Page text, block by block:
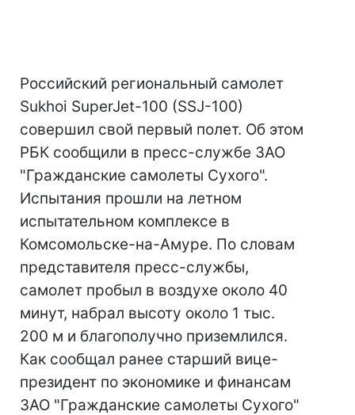
Российский региональный самолет
Sukhoi SuperJet-100 (SSJ-100)
совершил свой первый полет. Об этом
РБК сообщили в пресс-службе ЗАО
"Гражданские самолеты Сухого".
Испытания прошли на летном
испытательном комплексе в
Комсомольске-на-Амуре. По словам
представителя пресс-службы,
самолет пробыл в воздухе около 40
минут, набрал высоту около 1 тыс.
200 м и благополучно приземлился.
Как сообщал ранее старший вице-
президент по экономике и финансам
ЗАО "Гражданские самолеты Сухого"